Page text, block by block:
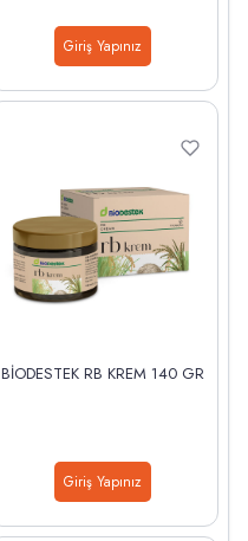
Giriş Yapınız
BİODESTEK RB KREM 140 GR
Giriş Yapınız